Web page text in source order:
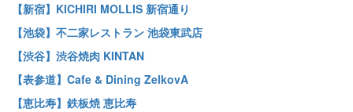
【新宿】KICHIRI MOLLIS 新宿通り
【池袋】不二家レストラン 池袋東武店
【渋谷】渋谷焼肉 KINTAN
【表参道】Cafe & Dining ZelkovA
【恵比寿】鉄板焼 恵比寿